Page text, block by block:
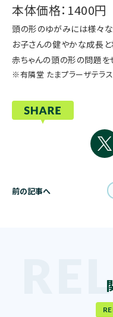
本体価格：1400円
頭の形のゆがみには様々
お子さんの健やかな成長
赤ちゃんの頭の形の問題を
※有隣堂 たまプラーザテラス
前の記事へ